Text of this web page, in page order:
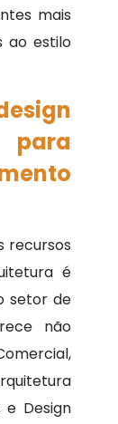
mais
ao estilo
recursos
é
setor de
não
e Design